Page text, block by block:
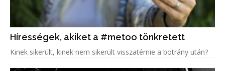
Hírességek, akiket a #metoo tönkretett
Kinek sikerült, kinek nem sikerült visszatérnie a botrány után?